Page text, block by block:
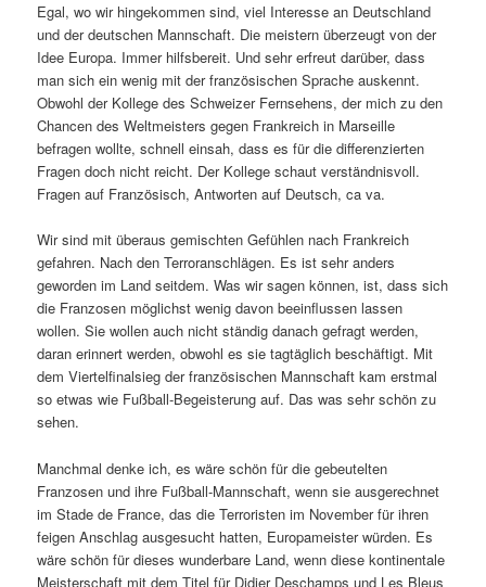
Egal, wo wir hingekommen sind, viel Interesse an Deutschland
und der deutschen Mannschaft. Die meistern überzeugt von der
Idee Europa. Immer hilfsbereit. Und sehr erfreut darüber, dass
man sich ein wenig mit der französischen Sprache auskennt.
Obwohl der Kollege des Schweizer Fernsehens, der mich zu den
Chancen des Weltmeisters gegen Frankreich in Marseille
befragen wollte, schnell einsah, dass es für die differenzierten
Fragen doch nicht reicht. Der Kollege schaut verständnisvoll.
Fragen auf Französisch, Antworten auf Deutsch, ca va.
Wir sind mit überaus gemischten Gefühlen nach Frankreich
gefahren. Nach den Terroranschlägen. Es ist sehr anders
geworden im Land seitdem. Was wir sagen können, ist, dass sich
die Franzosen möglichst wenig davon beeinflussen lassen
wollen. Sie wollen auch nicht ständig danach gefragt werden,
daran erinnert werden, obwohl es sie tagtäglich beschäftigt. Mit
dem Viertelfinalsieg der französischen Mannschaft kam erstmal
so etwas wie Fußball-Begeisterung auf. Das was sehr schön zu
sehen.
Manchmal denke ich, es wäre schön für die gebeutelten
Franzosen und ihre Fußball-Mannschaft, wenn sie ausgerechnet
im Stade de France, das die Terroristen im November für ihren
feigen Anschlag ausgesucht hatten, Europameister würden. Es
wäre schön für dieses wunderbare Land, wenn diese kontinentale
Meisterschaft mit dem Titel für Didier Deschamps und Les Bleus